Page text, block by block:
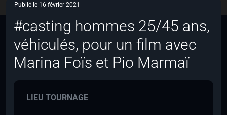
Publié le 16 février 2021
#casting hommes 25/45 ans,
véhiculés, pour un film avec
Marina Foïs et Pio Marmaï
LIEU TOURNAGE